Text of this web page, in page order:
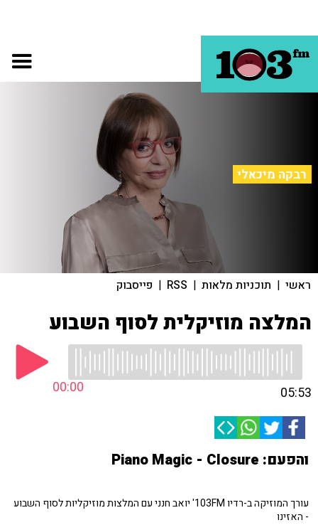
רבקה מיכאלי
ראשי | תוכניות מלאות |
RSS
| פייסבוק
המלצה מוזיקלית לסוף השבוע
00:00 05:53
והפעם: Piano Magic - Closure
עורך המוזיקה ב-רדיו 103FM' יואב חנני עם המלצות מוזיקליות לסוף השבוע
- האזינו